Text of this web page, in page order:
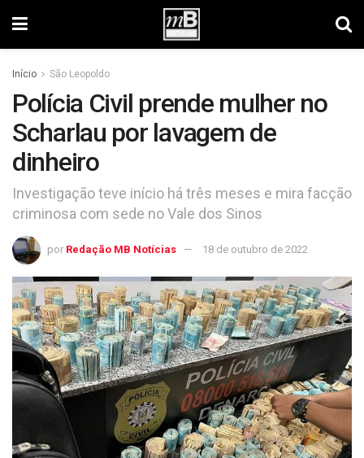
Início São Leopoldo
Polícia Civil prende mulher no
Scharlau por lavagem de
dinheiro
Investigação teve início há três meses e mira facção
criminosa com sede no Vale dos Sinos
por Redação MB Notícias 18 de outubro de 2022